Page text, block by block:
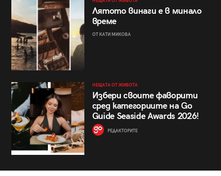
Лятото винаги е в минало
време
ОТ КАТИ МИКОВА
НЕЩАТА ОТ ЖИВОТА
Избери своите фаворити
сред категориите на Go
Guide Seaside Awards 2026!
РЕДАКТОРИТЕ